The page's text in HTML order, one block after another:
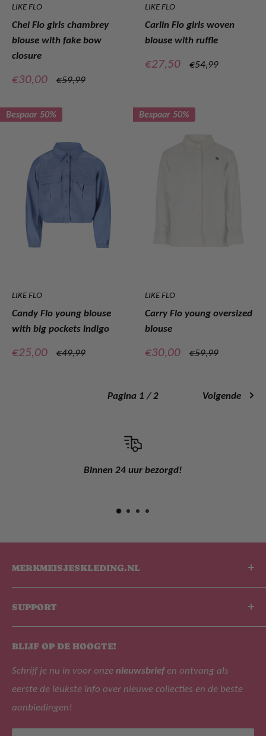
LIKE FLO
Chei Flo girls chambrey
blouse with fake bow
closure
Verkoopprijs
€30,00
Normale
€59,99
LIKE FLO
Carlin Flo girls woven
blouse with ruffle
Verkoopprijs
€27,50
Normale
€54,99
Bespaar 50%
LIKE FLO
Candy Flo young blouse
with big pockets indigo
Verkoopprijs
€25,00
Normale
€49,99
Bespaar 50%
LIKE FLO
Carry Flo young oversized
blouse
Verkoopprijs
€30,00
Normale
€59,99
Pagina 1 / 2 Volgende
Binnen 24 uur bezorgd!
MERKMEISJESKLEDING.NL
De leukste kinderkleding shop van Nederland en
België! De kinderkleding welke wij onder ander
aanbieden zijn B.Nosy, Lyle & Scott, Like Flo, Alix The
Label, Tygo&Vito, Daily 7 en NoNo!
Adres: Leijsenhoek 47, 4901 ER Oosterhout (geen
bezoekadres)
Tel: +31 (0)162 471266
SUPPORT
Over ons
Zoek
Veelgestelde vragen
Privacy beleid
Retourbeleid
Algemene voorwaarden
BLIJF OP DE HOOGTE!
Schrijf je nu in voor onzenieuwsbriefen ontvang als
eerste de leukste info over nieuwe collecties en de beste
aanbiedingen!